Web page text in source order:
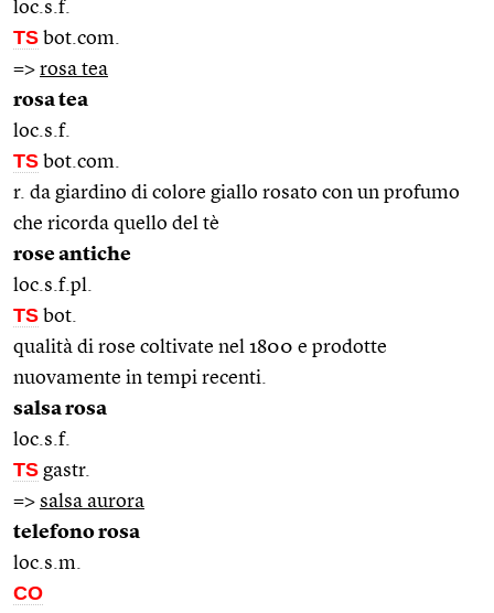
loc.s.f.
TS bot.com.
=> rosa tea
rosa tea
loc.s.f.
TS bot.com.
r. da giardino di colore giallo rosato con un profumo
che ricorda quello del tè
rose antiche
loc.s.f.pl.
TS bot.
qualità di rose coltivate nel 1800 e prodotte
nuovamente in tempi recenti.
salsa rosa
loc.s.f.
TS gastr.
=> salsa aurora
telefono rosa
loc.s.m.
CO